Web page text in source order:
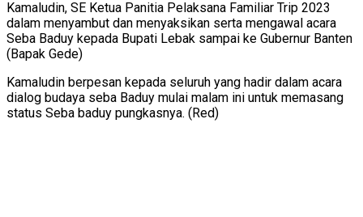
Kamaludin, SE Ketua Panitia Pelaksana Familiar Trip 2023
dalam menyambut dan menyaksikan serta mengawal acara
Seba Baduy kepada Bupati Lebak sampai ke Gubernur Banten
(Bapak Gede)
Kamaludin berpesan kepada seluruh yang hadir dalam acara
dialog budaya seba Baduy mulai malam ini untuk memasang
status Seba baduy pungkasnya. (Red)